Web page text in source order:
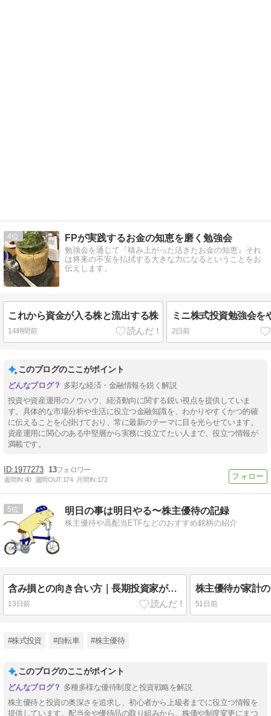
4 FPが実践するお金の知恵を磨く勉強会
勉強会を通じて『積み上がった活きたお金の知恵』それ
は将来の不安を払拭する大きな力になるということをお
伝えします。
これから資金が入る株と流出する株
14時間前
ミニ株式投資勉強会を
2日前
このブログのここがポイント
多彩な経済・金融情報を鋭く解説
投資や資産運用のノウハウ、経済動向に関する鋭い視点を提供していま
す。具体的な市場分析や生活に役立つ金融知識を、わかりやすくかつ的確
に伝えることを心掛けており、常に最新のテーマに目を光らせています。
資産運用に関心のある中堅層から実務に役立てたい人まで、役立つ情報が
満載です。
1977273 13
週間IN:40 週間OUT:174 月間IN:172
5 明日の事は明日やる〜株主優待の記録
株主優待や高配当ETFなどのおすすめ銘柄の紹介
含み損との向き合い方｜長期投資家が冷静さを取り戻すための思考法
13日前 51日前
#株式投資 #自転車 #株主優待
このブログのここがポイント
多種多様な優待制度と投資戦略を解説
株主優待と投資の奥深さを追求し、初心者から上級者までに役立つ情報を
提供しています。配当金や優待品の取り組みから、株価や制度変更にまつ